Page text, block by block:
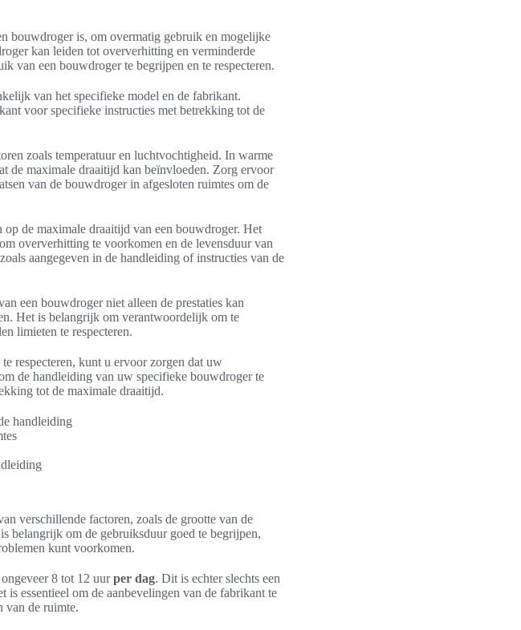
bouwdroger is, om overmatig gebruik en mogelijke
kan leiden tot oververhitting en verminderde
van een bouwdroger te begrijpen en te respecteren.
van het specifieke model en de fabrikant.
voor specifieke instructies met betrekking tot de
zoals temperatuur en luchtvochtigheid. In warme
de maximale draaitijd kan beïnvloeden. Zorg ervoor
van de bouwdroger in afgesloten ruimtes om de
de maximale draaitijd van een bouwdroger. Het
oververhitting te voorkomen en de levensduur van
aangegeven in de handleiding of instructies van de
een bouwdroger niet alleen de prestaties kan
Het is belangrijk om verantwoordelijk om te
limieten te respecteren.
respecteren, kunt u ervoor zorgen dat uw
de handleiding van uw specifieke bouwdroger te
tot de maximale draaitijd.
handleiding
verschillende factoren, zoals de grootte van de
belangrijk om de gebruiksduur goed te begrijpen,
kunt voorkomen.
8 tot 12 uurper dag. Dit is echter slechts een
essentieel om de aanbevelingen van de fabrikant te
van de ruimte.